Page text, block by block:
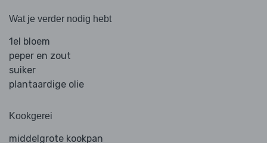
Wat je verder nodig hebt
1el bloem
peper en zout
suiker
plantaardige olie
Kookgerei
middelgrote kookpan